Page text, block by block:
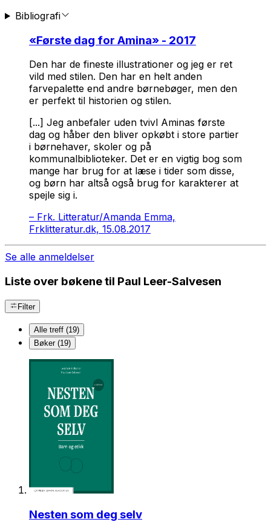
Bibliografi
«Første dag for Amina» - 2017
Den har de fineste illustrationer og jeg er ret
vild med stilen. Den har en helt anden
farvepalette end andre børnebøger, men den
er perfekt til historien og stilen.
[...] Jeg anbefaler uden tvivl Aminas første
dag og håber den bliver opkøbt i store partier
i børnehaver, skoler og på
kommunalbiblioteker. Det er en vigtig bog som
mange har brug for at læse i tider som disse,
og børn har altså også brug for karakterer at
spejle sig i.
– Frk. Litteratur/Amanda Emma,
Frklitteratur.dk, 15.08.2017
Se alle anmeldelser
Liste over bøkene til Paul Leer-Salvesen
Filter
Alle treff (19)
Bøker (19)
Nesten som deg selv